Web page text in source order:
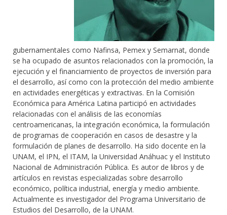
gubernamentales como Nafinsa, Pemex y Semarnat, donde
se ha ocupado de asuntos relacionados con la promoción, la
ejecución y el financiamiento de proyectos de inversión para
el desarrollo, así como con la protección del medio ambiente
en actividades energéticas y extractivas. En la Comisión
Económica para América Latina participó en actividades
relacionadas con el análisis de las economías
centroamericanas, la integración económica, la formulación
de programas de cooperación en casos de desastre y la
formulación de planes de desarrollo. Ha sido docente en la
UNAM, el IPN, el ITAM, la Universidad Anáhuac y el Instituto
Nacional de Administración Pública. Es autor de libros y de
artículos en revistas especializadas sobre desarrollo
económico, política industrial, energía y medio ambiente.
Actualmente es investigador del Programa Universitario de
Estudios del Desarrollo, de la UNAM.